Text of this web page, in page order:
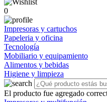
0
Impresoras y cartuchos
Papeleria y oficina
Tecnología
Mobiliario y equipamiento
Alimentos y bebidas
Higiene y limpieza
El producto fue agregado